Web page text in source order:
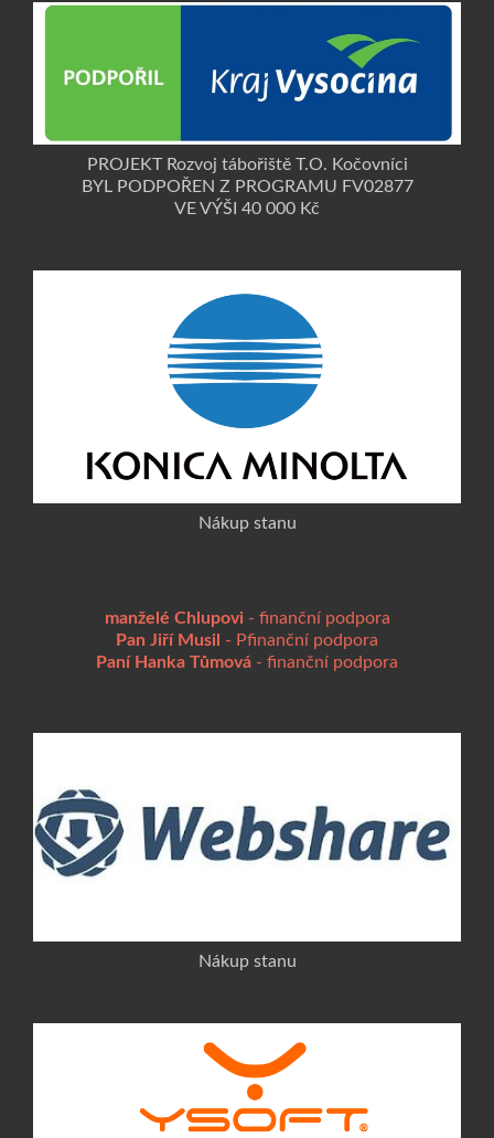
PROJEKT Rozvoj tábořiště T.O. Kočovníci
BYL PODPOŘEN Z PROGRAMU FV02877
VE VÝŠI 40 000 Kč
Nákup stanu
manželé Chlupovi- finanční podpora
Pan Jiří Musil - Pfinanční podpora
Paní Hanka Tůmová - finanční podpora
Nákup stanu